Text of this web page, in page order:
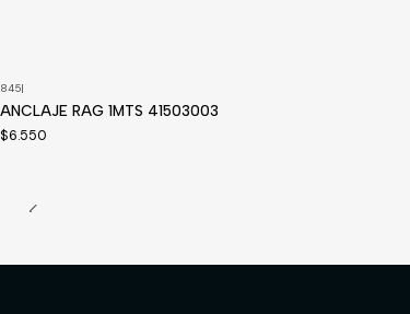
845|
ANCLAJE RAG 1MTS 41503003
$6.550